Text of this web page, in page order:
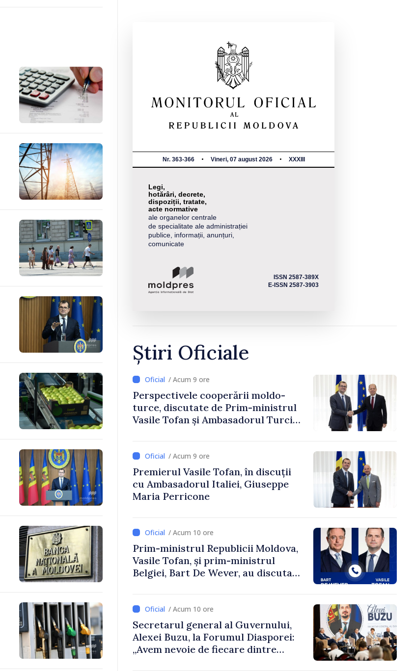
Nr. 363-366 Vineri, 07 august 2026 XXXIII
Legi,
hotărâri, decrete,
dispoziții, tratate,
acte normative
ale organelor centrale
de specialitate ale administrației
publice, informații, anunțuri,
comunicate
ISSN 2587-389X
E-ISSN 2587-3903
Știri Oficiale
/ Acum 9 ore
Perspectivele cooperării moldo-
turce, discutate de Prim-ministrul
Vasile Tofan și Ambasadorul Turciei,
/ Acum 9 ore
Premierul Vasile Tofan, în discuții
cu Ambasadorul Italiei, Giuseppe
Maria Perricone
/ Acum 10 ore
Prim-ministrul Republicii Moldova,
Vasile Tofan, și prim-ministrul
Belgiei, Bart De Wever, au discutat
/ Acum 10 ore
Secretarul general al Guvernului,
Alexei Buzu, la Forumul Diasporei:
„Avem nevoie de fiecare dintre